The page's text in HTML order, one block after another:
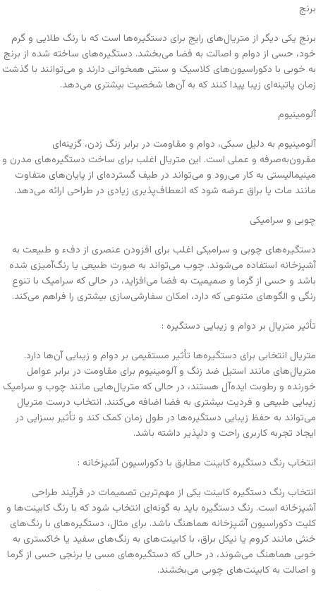
برنج
برنج یکی دیگر از متریال‌های رایج برای دستگیره‌ها است که با رنگ طلایی و گرم
خود، حسی از دوام و اصالت به فضا می‌بخشد. دستگیره‌های ساخته شده از برنج
به خوبی با دکوراسیون‌های کلاسیک و سنتی همخوانی دارند و می‌توانند با گذشت
زمان پاتینه‌ای زیبا پیدا کنند که به آن‌ها شخصیت بیشتری می‌دهد.
آلومینیوم
آلومینیوم به دلیل سبکی، دوام و مقاومت در برابر زنگ زدن، گزینه‌ای
مقرون‌به‌صرفه و عملی است. این متریال اغلب برای ساخت دستگیره‌های مدرن و
مینیمالیستی به کار می‌رود و می‌تواند در طیف گسترده‌ای از پایان‌های متفاوت
مانند مات یا براق عرضه شود که انعطاف‌پذیری زیادی در طراحی ارائه می‌دهد.
چوبی و سرامیکی
دستگیره‌های چوبی و سرامیکی اغلب برای افزودن عنصری از دفء و طبیعت به
آشپزخانه استفاده می‌شوند. چوب می‌تواند به صورت طبیعی یا رنگ‌آمیزی شده
باشد و حسی از گرما و صمیمیت به فضا می‌افزاید، در حالی که سرامیک با تنوع
رنگی و الگوهای متنوعی که دارد، امکان سفارشی‌سازی بیشتری را فراهم می‌کند.
تأثیر متریال بر دوام و زیبایی دستگیره :
متریال انتخابی برای دستگیره‌ها تأثیر مستقیمی بر دوام و زیبایی آن‌ها دارد.
متریال‌های مانند استیل ضد زنگ و آلومینیوم برای مقاومت در برابر عوامل
خورنده و رطوبت ایده‌آل هستند، در حالی که متریال‌هایی مانند چوب و سرامیک
زیبایی طبیعی و فردیت بیشتری به فضا اضافه می‌کنند. انتخاب درست متریال
می‌تواند به حفظ زیبایی دستگیره‌ها در طول زمان کمک کند و تأثیر بسزایی در
ایجاد تجربه کاربری راحت و دلپذیر داشته باشد.
انتخاب رنگ دستگیره کابینت مطابق با دکوراسیون آشپزخانه :
انتخاب رنگ دستگیره کابینت یکی از مهم‌ترین تصمیمات در فرآیند طراحی
آشپزخانه است. رنگ دستگیره باید به گونه‌ای انتخاب شود که با رنگ کابینت‌ها و
کلیت دکوراسیون آشپزخانه هماهنگ باشد. برای مثال، دستگیره‌های با رنگ‌های
خنثی مانند کروم یا نیکل براق، با کابینت‌های به رنگ‌های سفید یا خاکستری به
خوبی هماهنگ می‌شوند، در حالی که دستگیره‌های مسی یا برنجی حسی از گرما
و اصالت به کابینت‌های چوبی می‌بخشند.